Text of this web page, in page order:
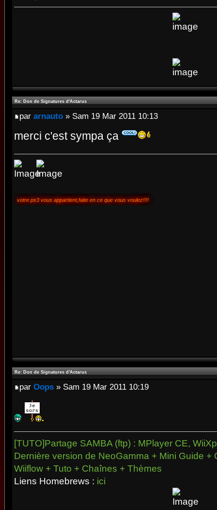
Re: Don de Signatures d'Actarus
par arnauto » Sam 19 Mar 2011 10:13
merci c'est sympa ça
votre ps3 vous appartient,faite en ce que vous voulez!!!!
Re: Don de Signatures d'Actarus
par Oops » Sam 19 Mar 2011 10:19
[TUTO]Partage SAMBA (ftp) : MPlayer CE,
Dernière version de NeoGamma + Mini Guide +
Wiiflow + Tuto + Chaînes + Thèmes
Liens Homebrews : ici